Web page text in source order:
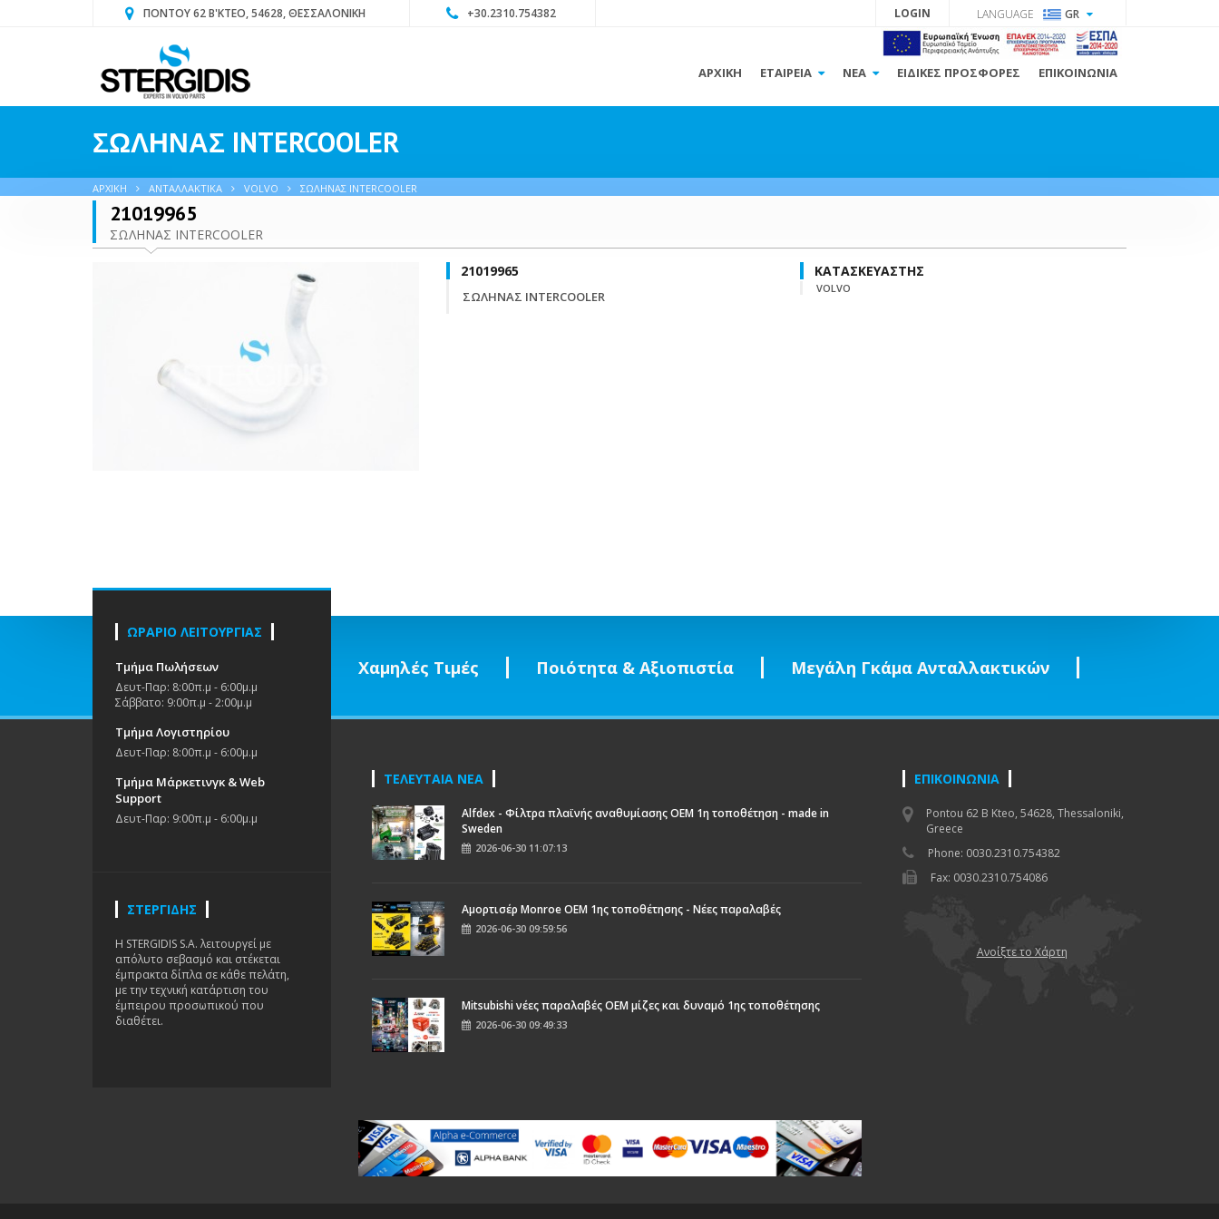
ΠΟΝΤΟΥ 62 Β'ΚΤΕΟ, 54628, ΘΕΣΣΑΛΟΝΙΚΗ +30.2310.754382 LOGIN LANGUAGE GR
ΑΡΧΙΚΗ ΕΤΑΙΡΕΙΑ ΝΕΑ ΕΙΔΙΚΕΣ ΠΡΟΣΦΟΡΕΣ ΕΠΙΚΟΙΝΩΝΙΑ
ΣΩΛΗΝΑΣ INTERCOOLER
ΑΡΧΙΚΗ ΑΝΤΑΛΛΑΚΤΙΚΑ VOLVO ΣΩΛΗΝΑΣ INTERCOOLER
21019965
ΣΩΛΗΝΑΣ INTERCOOLER
21019965
ΣΩΛΗΝΑΣ INTERCOOLER
ΚΑΤΑΣΚΕΥΑΣΤΗΣ
VOLVO
Χαμηλές Τιμές Ποιότητα & Αξιοπιστία Μεγάλη Γκάμα Ανταλλακτικών
ΩΡΑΡΙΟ ΛΕΙΤΟΥΡΓΙΑΣ
Τμήμα Πωλήσεων
Δευτ-Παρ: 8:00π.μ - 6:00μ.μ
Σάββατο: 9:00π.μ - 2:00μ.μ
Τμήμα Λογιστηρίου
Δευτ-Παρ: 8:00π.μ - 6:00μ.μ
Τμήμα Μάρκετινγκ & Web
Support
Δευτ-Παρ: 9:00π.μ - 6:00μ.μ
ΣΤΕΡΓΙΔΗΣ
H STERGIDIS S.A. λειτουργεί με
απόλυτο σεβασμό και στέκεται
έμπρακτα δίπλα σε κάθε πελάτη,
με την τεχνική κατάρτιση του
έμπειρου προσωπικού που
διαθέτει.
ΤΕΛΕΥΤΑΙΑ ΝΕΑ
Alfdex - Φίλτρα πλαϊνής αναθυμίασης OEM 1η τοποθέτηση - made in
Sweden
2026-06-30 11:07:13
Αμορτισέρ Monroe ΟΕΜ 1ης τοποθέτησης - Νέες παραλαβές
2026-06-30 09:59:56
Mitsubishi νέες παραλαβές OEM μίζες και δυναμό 1ης τοποθέτησης
2026-06-30 09:49:33
ΕΠΙΚΟΙΝΩΝΙΑ
Pontou 62 B Kteo, 54628, Thessaloniki,
Greece
Phone: 0030.2310.754382
Fax: 0030.2310.754086
Ανοίξτε το Χάρτη